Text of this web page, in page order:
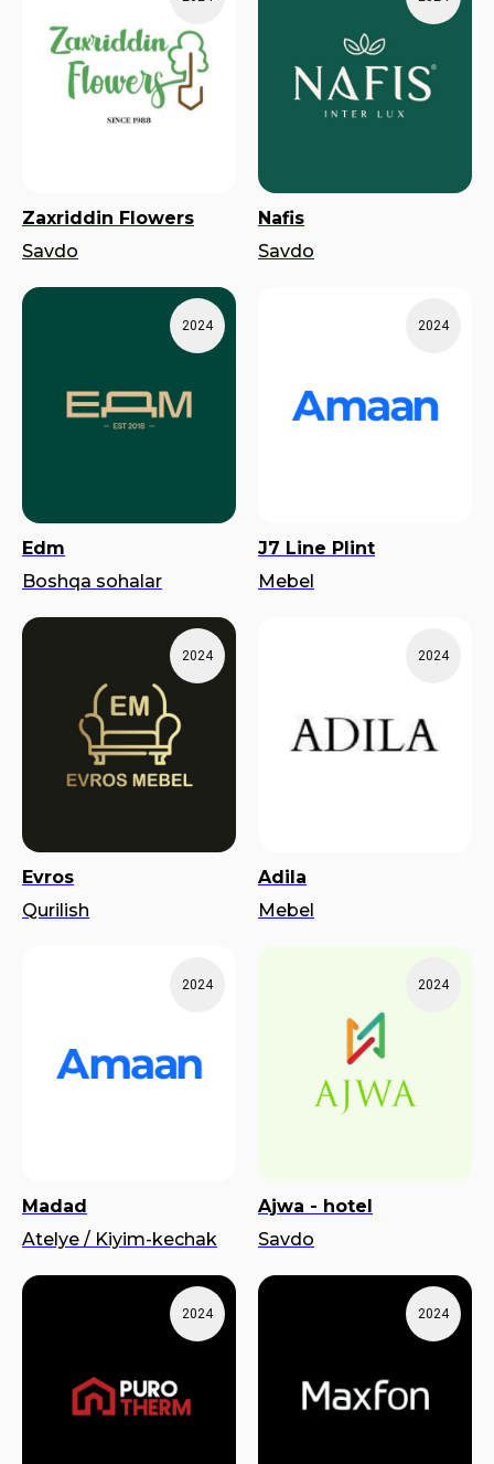
Zaxriddin Flowers
Savdo
Nafis
Savdo
2024
Edm
Boshqa sohalar
2024
J7 Line Plint
Mebel
2024
Evros
Qurilish
2024
Adila
Mebel
2024
Madad
Atelye / Kiyim-kechak
2024
Ajwa - hotel
Savdo
2024 2024